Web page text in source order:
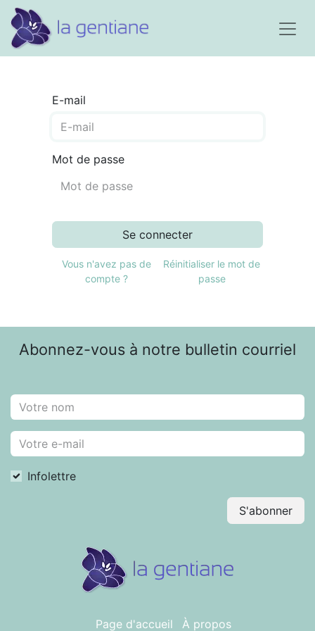
E-mail
Mot de passe
Se connecter
Vous n'avez pas de
compte ?
Réinitialiser le mot de
passe
Abonnez-vous à notre bulletin courriel
Infolettre
S'abonner
Page d'accueil À propos